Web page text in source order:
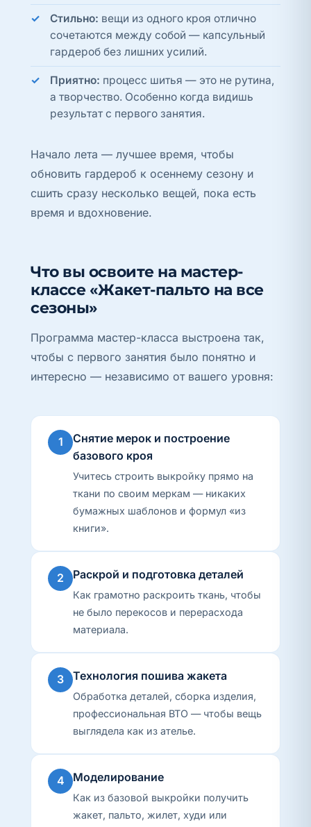
Стильно: вещи из одного кроя отлично
сочетаются между собой — капсульный
гардероб без лишних усилий.
Приятно: процесс шитья — это не рутина,
а творчество. Особенно когда видишь
результат с первого занятия.
Начало лета — лучшее время, чтобы
обновить гардероб к осеннему сезону и
сшить сразу несколько вещей, пока есть
время и вдохновение.
Что вы освоите на мастер-
классе «Жакет-пальто на все
сезоны»
Программа мастер-класса выстроена так,
чтобы с первого занятия было понятно и
интересно — независимо от вашего уровня:
1
Снятие мерок и построение
базового кроя
Учитесь строить выкройку прямо на
ткани по своим меркам — никаких
бумажных шаблонов и формул «из
книги».
2 Раскрой и подготовка деталей
Как грамотно раскроить ткань, чтобы
не было перекосов и перерасхода
материала.
3 Технология пошива жакета
Обработка деталей, сборка изделия,
профессиональная ВТО — чтобы вещь
выглядела как из ателье.
4 Моделирование
Как из базовой выкройки получить
жакет, пальто, жилет, худи или